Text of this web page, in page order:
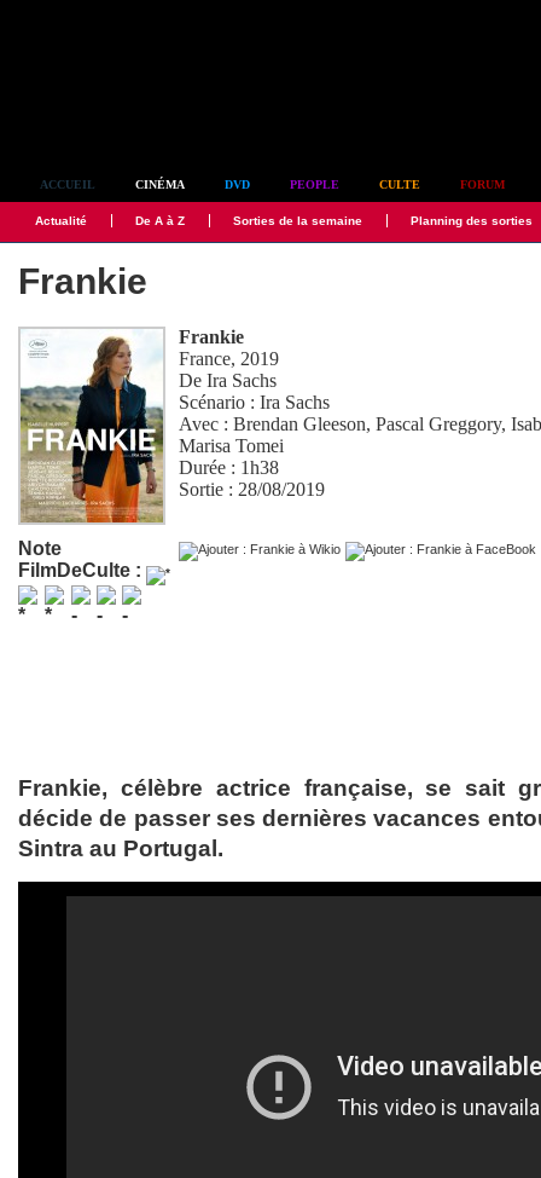
ACCUEIL CINÉMA DVD PEOPLE CULTE FORUM
Actualité De A à Z Sorties de la semaine Planning des sorties
Frankie
Frankie
France, 2019
DeIra Sachs
Scénario :Ira Sachs
Avec :Brendan Gleeson,Pascal Greggory,
Marisa Tomei
Durée : 1h38
Sortie : 28/08/2019
Note
FilmDeCulte :
Frankie, célèbre actrice française, se sait
décide de passer ses dernières vacances
Sintra au Portugal.